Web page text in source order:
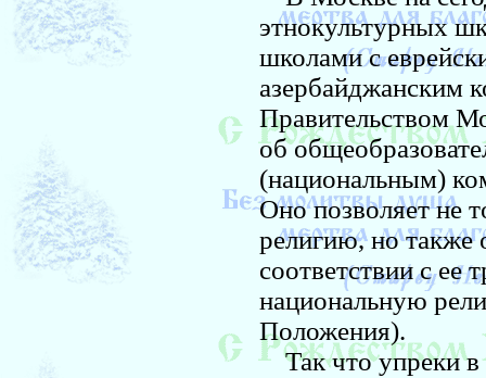
этнокультурных
школами с
азербайджанским
Правительством
об
(национальным)
Оно позволяет не
религию, но также
соответствии с ее
национальную
Положения).
Так что упреки в